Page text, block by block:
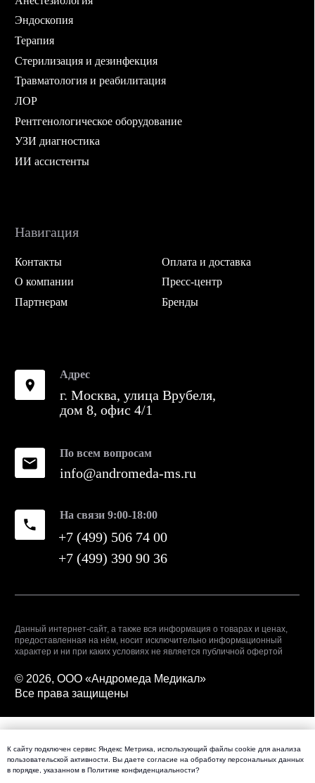
К сайту подключен сервис Яндекс Метрика, использующий файлы cookie для анализа
пользовательской активности. Вы даете согласие на обработку персональных данных
в порядке, указанном в Политике конфиденциальности?